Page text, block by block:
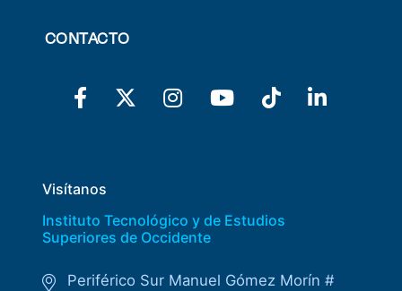
CONTACTO
Visítanos
Instituto Tecnológico y de Estudios
Superiores de Occidente
Periférico Sur Manuel Gómez Morín #